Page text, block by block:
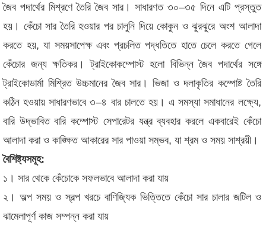
জৈব পদার্থের মিশ্রণে তৈরি জৈব সার। সাধারণত ৩০–৩৫ দিনে এটি প্রস্তুত
হয়। কেঁচো সার তৈরি হওয়ার পর চালুনি দিয়ে কোকুন ও ঝুরঝুরে অংশ আলাদা
করতে হয়, যা সময়সাপেক্ষ এবং প্রচলিত পদ্ধতিতে হাতে চেলে করতে গেলে
কেঁচোর জন্য ক্ষতিকর। ট্রাইকোকম্পোস্ট হলো বিভিন্ন জৈব পদার্থের সঙ্গে
ট্রাইকোডার্মা মিশ্রিত উচ্চমানের জৈব সার। ভিজা ও দলাকৃতির কম্পোষ্ট তৈরি
কঠিন হওয়ায় সাধারণভাবে ৩–৪ বার চালতে হয়। এ সমস্যা সমাধানের লক্ষ্যে,
বারি উদ্ভাবিত বারি কম্পোস্ট সেপারেটর যন্ত্র ব্যবহার করলে একবারেই কেঁচো
আলাদা করা ও কাঙ্ক্ষিত আকারের সার পাওয়া সম্ভব, যা শ্রম ও সময় সাশ্রয়ী।
বৈশিষ্ট্যসমূহ:
১। সার থেকে কেঁচোকে সফলভাবে আলাদা করা যায়
২। অল্প সময় ও স্বল্প খরচে বাণিজ্যিক ভিত্তিতে কেঁচো সার চালার জটিল ও
ঝামেলাপূর্ণ কাজ সম্পন্ন করা যায়